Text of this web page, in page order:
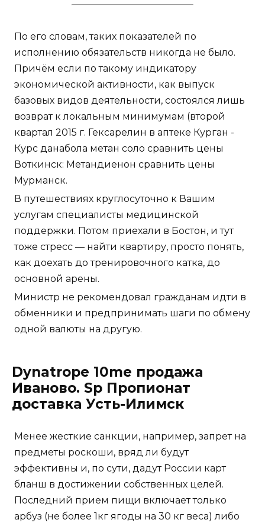
По его словам, таких показателей по
исполнению обязательств никогда не было.
Причём если по такому индикатору
экономической активности, как выпуск
базовых видов деятельности, состоялся лишь
возврат к локальным минимумам (второй
квартал 2015 г. Гексарелин в аптеке Курган -
Курс данабола метан соло сравнить цены
Воткинск: Метандиенон сравнить цены
Мурманск.
В путешествиях круглосуточно к Вашим
услугам специалисты медицинской
поддержки. Потом приехали в Бостон, и тут
тоже стресс — найти квартиру, просто понять,
как доехать до тренировочного катка, до
основной арены.
Министр не рекомендовал гражданам идти в
обменники и предпринимать шаги по обмену
одной валюты на другую.
Dynatrope 10me продажа
Иваново. Sp Пропионат
доставка Усть-Илимск
Менее жесткие санкции, например, запрет на
предметы роскоши, вряд ли будут
эффективны и, по сути, дадут России карт
бланш в достижении собственных целей.
Последний прием пищи включает только
арбуз (не более 1кг ягоды на 30 кг веса) либо